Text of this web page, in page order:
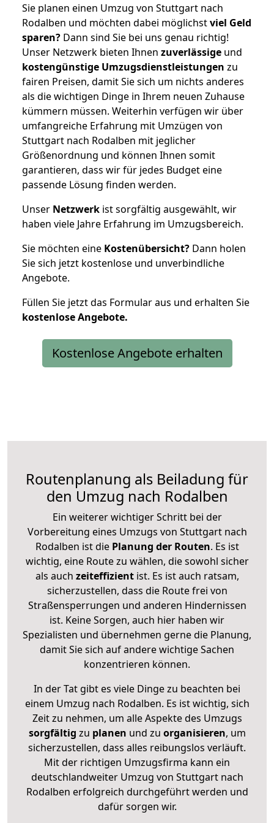
Sie planen einen Umzug von Stuttgart nach
Rodalben und möchten dabei möglichstviel Geld
sparen? Dann sind Sie bei uns genau richtig!
Unser Netzwerk bieten Ihnen zuverlässige und
kostengünstige Umzugsdienstleistungen zu
fairen Preisen, damit Sie sich um nichts anderes
als die wichtigen Dinge in Ihrem neuen Zuhause
kümmern müssen. Weiterhin verfügen wir über
umfangreiche Erfahrung mit Umzügen von
Stuttgart nach Rodalben mit jeglicher
Größenordnung und können Ihnen somit
garantieren, dass wir für jedes Budget eine
passende Lösung finden werden.
Unser Netzwerk ist sorgfältig ausgewählt, wir
haben viele Jahre Erfahrung im Umzugsbereich.
Sie möchten eine Kostenübersicht? Dann holen
Sie sich jetzt kostenlose und unverbindliche
Angebote.
Füllen Sie jetzt das Formular aus und erhalten Sie
kostenloseAngebote.
Kostenlose Angebote erhalten
Routenplanung als Beiladung für
den Umzug nach Rodalben
Ein weiterer wichtiger Schritt bei der
Vorbereitung eines Umzugs von Stuttgart nach
Rodalben ist diePlanung der Routen. Es ist
wichtig, eine Route zu wählen, die sowohl sicher
als auch zeiteffizientist. Es ist auch ratsam,
sicherzustellen, dass die Route frei von
Straßensperrungen und anderen Hindernissen
ist. Keine Sorgen, auch hier haben wir
Spezialisten und übernehmen gerne die Planung,
damit Sie sich auf andere wichtige Sachen
konzentrieren können.
In der Tat gibt es viele Dinge zu beachten bei
einem Umzug nach Rodalben. Es ist wichtig, sich
Zeit zu nehmen, um alle Aspekte des Umzugs
sorgfältig zu planen und zu organisieren, um
sicherzustellen, dass alles reibungslos verläuft.
Mit der richtigen Umzugsfirma kann ein
deutschlandweiter Umzug von Stuttgart nach
Rodalben erfolgreich durchgeführt werden und
dafür sorgen wir.